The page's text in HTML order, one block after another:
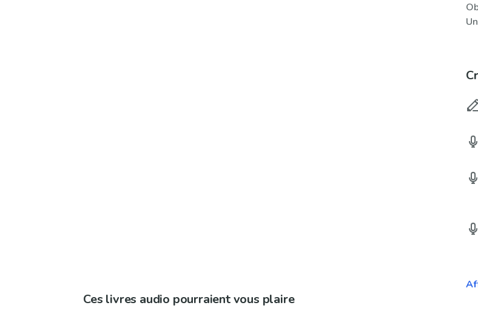
Ces livres audio pourraient vous plaire